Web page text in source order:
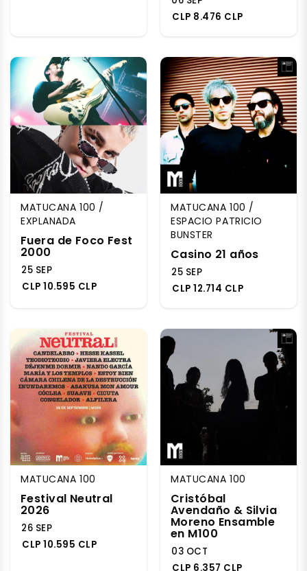
CLP 8.476 CLP
MATUCANA 100 /
EXPLANADA
Fuera de Foco Fest
2000
25 SEP
CLP 10.595 CLP
MATUCANA 100 /
ESPACIO PATRICIO
BUNSTER
Casino 21 años
25 SEP
CLP 12.714 CLP
MATUCANA 100
Festival Neutral
2026
26 SEP
CLP 10.595 CLP
MATUCANA 100
Cristóbal
Avendaño & Silvia
Moreno Ensamble
en M100
03 OCT
CLP 6.357 CLP